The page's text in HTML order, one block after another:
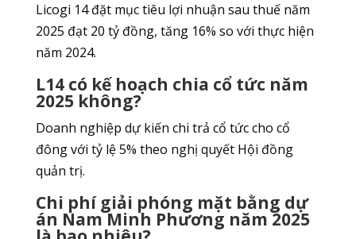
Licogi 14 đặt mục tiêu lợi nhuận sau thuế năm
2025 đạt 20 tỷ đồng, tăng 16% so với thực hiện
năm 2024.
L14 có kế hoạch chia cổ tức năm
2025 không?
Doanh nghiệp dự kiến chi trả cổ tức cho cổ
đông với tỷ lệ 5% theo nghị quyết Hội đồng
quản trị.
Chi phí giải phóng mặt bằng dự
án Nam Minh Phương năm 2025